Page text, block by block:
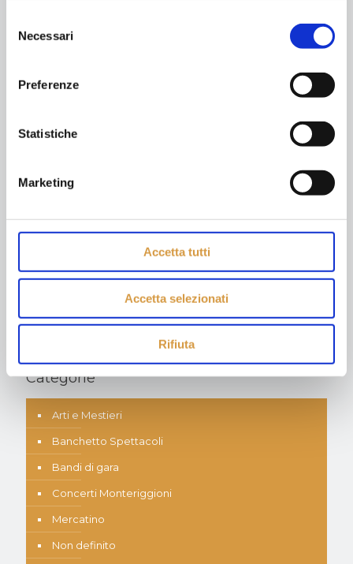
delNecessari
Preferenze
Statistiche
Marketing
Accetta tutti
Accetta selezionati
Rifiuta
Monteriggioni, articola le proprie attività su tre poli che
Categorie
Arti e Mestieri
Banchetto Spettacoli
Bandi di gara
Concerti Monteriggioni
Mercatino
Non definito